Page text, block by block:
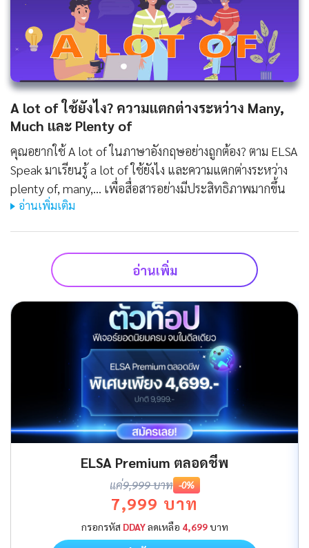
A lot of ใช้ยังไง? ความแตกต่างระหว่าง Many,
Much และ Plenty of
คุณอยากใช้ A lot of ในภาษาอังกฤษอย่างถูกต้อง? ตาม ELSA
Speak มาเรียนรู้ a lot of ใช้ยังไง และความแตกต่างระหว่าง
plenty of, many,... เพื่อสื่อสารอย่างมีประสิทธิภาพมากขึ้น
อ่านเพิ่มเติม
อ่านเพิ่ม
ELSA Premium ตลอดชีพ
แค่9,999 บาท -0%
7,999 บาท
กรอกรหัส DDAYลดเหลือ 4,699บาท